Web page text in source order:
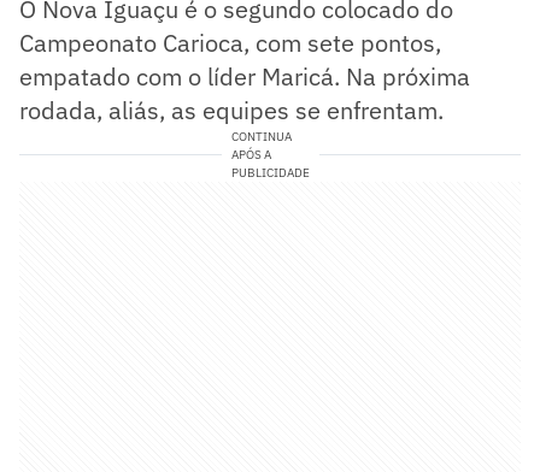
O Nova Iguaçu é o segundo colocado do
Campeonato Carioca, com sete pontos,
empatado com o líder Maricá. Na próxima
rodada, aliás, as equipes se enfrentam.
CONTINUA
APÓS A
PUBLICIDADE